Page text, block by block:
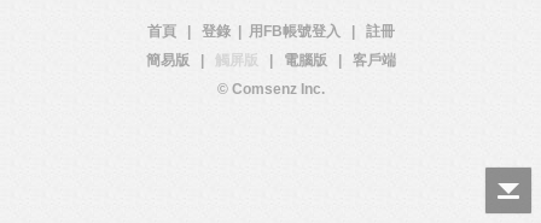
首頁 登錄 用FB帳號登入
註冊
簡易版
觸屏版 電腦版
客戶端
© Comsenz Inc.